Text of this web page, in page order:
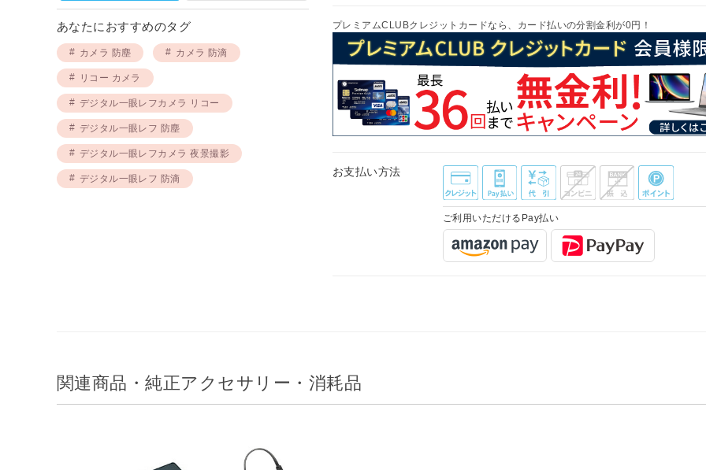
プレミアムCLUBクレジットカードなら、カード払いの分割金利が0円！
お支払い方法
ご利用いただけるPay払い
あなたにおすすめのタグ
カメラ 防塵 カメラ 防滴
リコー カメラ
デジタル一眼レフカメラ リコー
デジタル一眼レフ 防塵
デジタル一眼レフカメラ 夜景撮影
デジタル一眼レフ 防滴
関連商品・純正アクセサリー・消耗品